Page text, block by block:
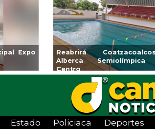
para la
Emprendedores de
exponen en
Bicentenario
Estado Policiaca Deportes